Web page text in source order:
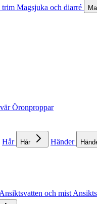
trim Magsjuka och diarré
Öronproppar
Hår Hår Händer
Ansiktsvatten och mist